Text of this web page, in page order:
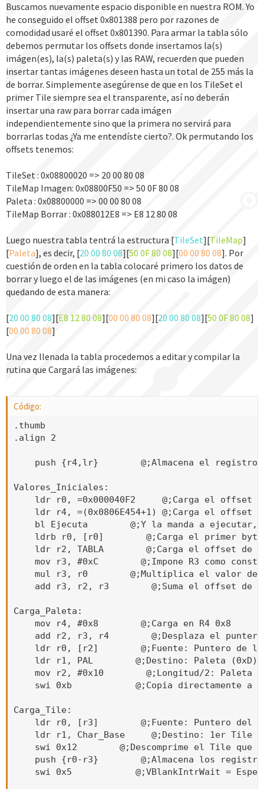
Buscamos nuevamente espacio disponible en nuestra ROM. Yo
he conseguido el offset 0x801388 pero por razones de
comodidad usaré el offset 0x801390. Para armar la tabla sólo
debemos permutar los offsets donde insertamos la(s)
imágen(es), la(s) paleta(s) y las RAW, recuerden que pueden
insertar tantas imágenes deseen hasta un total de 255 más la
de borrar. Simplemente asegúrense de que en los TileSet el
primer Tile siempre sea el transparente, así no deberán
insertar una raw para borrar cada imágen
independientemente sino que la primera no servirá para
borrarlas todas ¿Ya me entendíste cierto?. Ok permutando los
offsets tenemos:
TileSet : 0x08800020 => 20 00 80 08
TileMap Imagen: 0x08800F50 => 50 0F 80 08
Paleta : 0x08800000 => 00 00 80 08
TileMap Borrar : 0x088012E8 => E8 12 80 08
Luego nuestra tabla tentrá la estructura [TileSet][TileMap]
[Paleta], es decir, [20 00 80 08][50 0F 80 08][00 00 80 08]. Por
cuestión de orden en la tabla colocaré primero los datos de
borrar y luego el de las imágenes (en mi caso la imágen)
quedando de esta manera:
[20 00 80 08][E8 12 80 08][00 00 80 08][20 00 80 08][50 0F 80 08]
[00 00 80 08]
Una vez llenada la tabla procedemos a editar y compilar la
rutina que Cargará las imágenes:
Código:
.thumb
.align 2
push {r4,lr}        @;Almacena el registro
Valores_Iniciales:
ldr r0, =0x000040F2     @;Carga el offset
ldr r4, =(0x0806E454+1) @;Carga el offset
bl Ejecuta        @;Y la manda a
ldrb r0, [r0]        @;Carga el primer
ldr r2, TABLA        @;Carga el offset de
mov r3, #0xC        @;Impone R3 como
mul r3, r0        @;Multiplica el valor
add r3, r2, r3        @;Suma el offset de
Carga_Paleta:
    mov r4, #0x8        @;Carga en R4 0x8
add r2, r3, r4        @;Desplaza el
ldr r0, [r2]        @;Fuente: Puntero de
    ldr r1, PAL        @;Destino: Paleta (0xD)
mov r2, #0x10        @;Longitud/2: Paleta
swi 0xb            @;Copia directamente a
Carga_Tile:
ldr r0, [r3]        @;Fuente: Puntero del
ldr r1, Char_Base     @;Destino: 1er Tile
swi 0x12        @;Descomprime el Tile que
push {r0-r3}        @;Almacena los
swi 0x5            @;VBlankIntrWait =